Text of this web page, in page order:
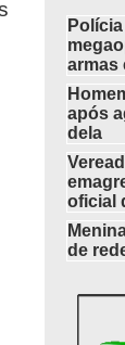
armas
após
dela
oficial
de